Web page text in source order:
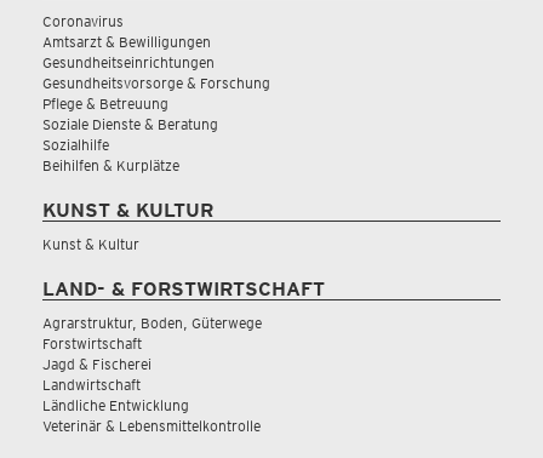
Coronavirus
Amtsarzt & Bewilligungen
Gesundheitseinrichtungen
Gesundheitsvorsorge & Forschung
Pflege & Betreuung
Soziale Dienste & Beratung
Sozialhilfe
Beihilfen & Kurplätze
KUNST & KULTUR
Kunst & Kultur
LAND- & FORSTWIRTSCHAFT
Agrarstruktur, Boden, Güterwege
Forstwirtschaft
Jagd & Fischerei
Landwirtschaft
Ländliche Entwicklung
Veterinär & Lebensmittelkontrolle